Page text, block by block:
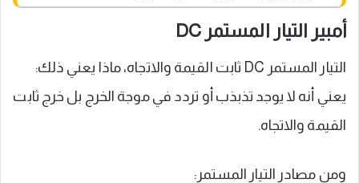
أمبير التيار المستمر DC
التيار المستمر DC ثابت القيمة والاتجاه، ماذا يعني ذلك:
يعني أنه لا يوجد تذبذب أو تردد في موجة الخرج بل خرج ثابت
القيمة والاتجاه.
ومن مصادر التيار المستمر: